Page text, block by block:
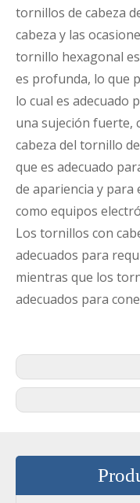
tornillos de cabeza
cabeza y las
tornillo hexagonal
es profunda, lo que
lo cual es adecuado
una sujeción fuerte,
cabeza del tornillo
que es adecuado
de apariencia y
como equipos
Los tornillos con
adecuados para
mientras que los
adecuados para